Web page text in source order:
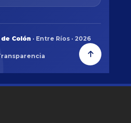
Colón · Entre Ríos · 2026